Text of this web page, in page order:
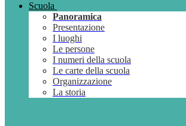
Scuola
Panoramica
Presentazione
I luoghi
Le persone
I numeri della scuola
Le carte della scuola
Organizzazione
La storia